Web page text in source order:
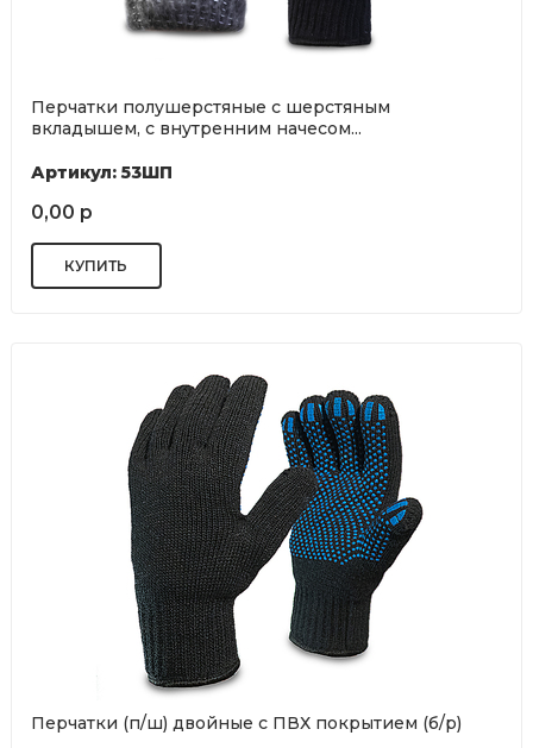
Перчатки полушерстяные с шерстяным
вкладышем, с внутренним начесом...
Артикул: 53ШП
0,00 р
Перчатки (п/ш) двойные с ПВХ покрытием (б/р)